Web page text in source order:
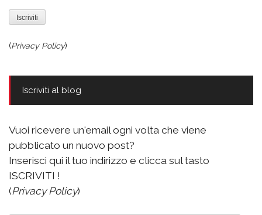
(Privacy Policy)
Iscriviti al blog
Vuoi ricevere un'email ogni volta che viene
pubblicato un nuovo post?
Inserisci qui il tuo indirizzo e clicca sul tasto
ISCRIVITI !
(Privacy Policy)